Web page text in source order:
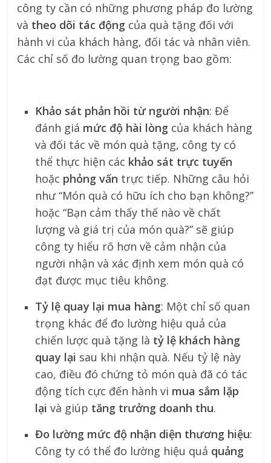
công ty cần có những phương pháp đo lường
và theo dõi tác động của quà tặng đối với
hành vi của khách hàng, đối tác và nhân viên.
Các chỉ số đo lường quan trọng bao gồm:
Khảo sát phản hồi từ người nhận: Để
đánh giá mức độ hài lòng của khách hàng
và đối tác về món quà tặng, công ty có
thể thực hiện các khảo sát trực tuyến
hoặc phỏng vấn trực tiếp. Những câu hỏi
như “Món quà có hữu ích cho bạn không?”
hoặc “Bạn cảm thấy thế nào về chất
lượng và giá trị của món quà?” sẽ giúp
công ty hiểu rõ hơn về cảm nhận của
người nhận và xác định xem món quà có
đạt được mục tiêu không.
Tỷ lệ quay lại mua hàng: Một chỉ số quan
trọng khác để đo lường hiệu quả của
chiến lược quà tặng là tỷ lệ khách hàng
quay lại sau khi nhận quà. Nếu tỷ lệ này
cao, điều đó chứng tỏ món quà đã có tác
động tích cực đến hành vi mua sắm lặp
lại và giúp tăng trưởng doanh thu.
Đo lường mức độ nhận diện thương hiệu:
Công ty có thể đo lường hiệu quả quảng